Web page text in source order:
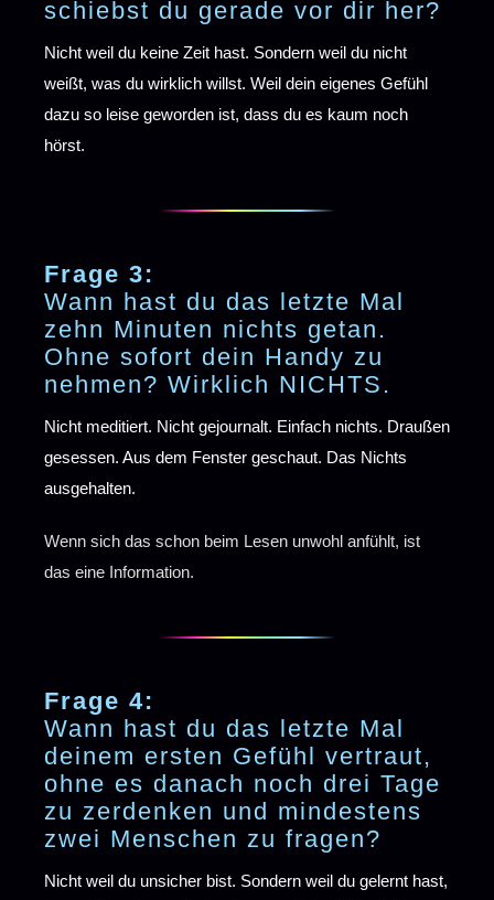
schiebst du gerade vor dir her?
Nicht weil du keine Zeit hast. Sondern weil du nicht
weißt, was du wirklich willst. Weil dein eigenes Gefühl
dazu so leise geworden ist, dass du es kaum noch
hörst.
Frage 3:
Wann hast du das letzte Mal
zehn Minuten nichts getan.
Ohne sofort dein Handy zu
nehmen? Wirklich NICHTS.
Nicht meditiert. Nicht gejournalt. Einfach nichts. Draußen
gesessen. Aus dem Fenster geschaut. Das Nichts
ausgehalten.
Wenn sich das schon beim Lesen unwohl anfühlt, ist
das eine Information.
Frage 4:
Wann hast du das letzte Mal
deinem ersten Gefühl vertraut,
ohne es danach noch drei Tage
zu zerdenken und mindestens
zwei Menschen zu fragen?
Nicht weil du unsicher bist. Sondern weil du gelernt hast,